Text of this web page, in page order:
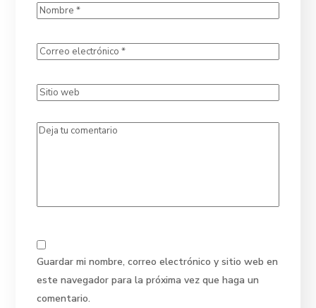
Guardar mi nombre, correo electrónico y sitio web en
este navegador para la próxima vez que haga un
comentario.